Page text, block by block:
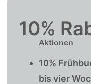
10%
Aktionen
10%
bis vier